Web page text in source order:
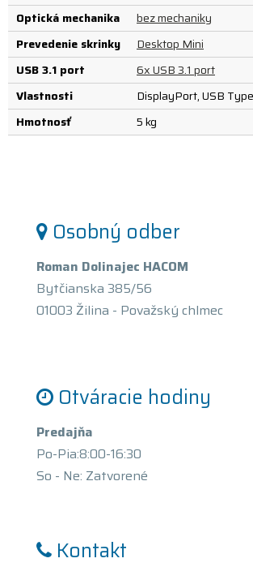
Optická mechanika
bez mechaniky
Prevedenie skrinky
Desktop Mini
USB 3.1 port
6x USB 3.1 port
Vlastnosti
DisplayPort, USB
Hmotnosť
5 kg
Osobný odber
Roman Dolinajec HACOM
Bytčianska 385/56
01003 Žilina - Považský chlmec
Otváracie hodiny
Predajňa
Po-Pia:8:00-16:30
So - Ne: Zatvorené
Kontakt